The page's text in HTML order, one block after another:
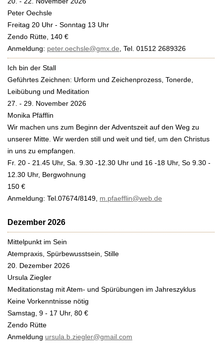
Peter Oechsle
Freitag 20 Uhr - Sonntag 13 Uhr
Zendo Rütte, 140 €
Anmeldung: peter.oechsle@gmx.de , Tel. 01512 2689326
Ich bin der Stall
Geführtes Zeichnen: Urform und Zeichenprozess, Tonerde,
Leibübung und Meditation
27. - 29. November 2026
Monika Pfäfflin
Wir machen uns zum Beginn der Adventszeit auf den Weg zu
unserer Mitte. Wir werden still und weit und tief, um den Christus
in uns zu empfangen.
Fr. 20 - 21.45 Uhr, Sa. 9.30 -12.30 Uhr und 16 -18 Uhr, So 9.30 -
12.30 Uhr, Bergwohnung
150 €
Anmeldung: Tel.07674/8149, m.pfaefflin@web.de
Dezember 2026
Mittelpunkt im Sein
Atempraxis, Spürbewusstsein, Stille
20. Dezember 2026
Ursula Ziegler
Meditationstag mit Atem- und Spürübungen im Jahreszyklus
Keine Vorkenntnisse nötig
Samstag, 9 - 17 Uhr, 80 €
Zendo Rütte
Anmeldung ursula.b.ziegler@gmail.com